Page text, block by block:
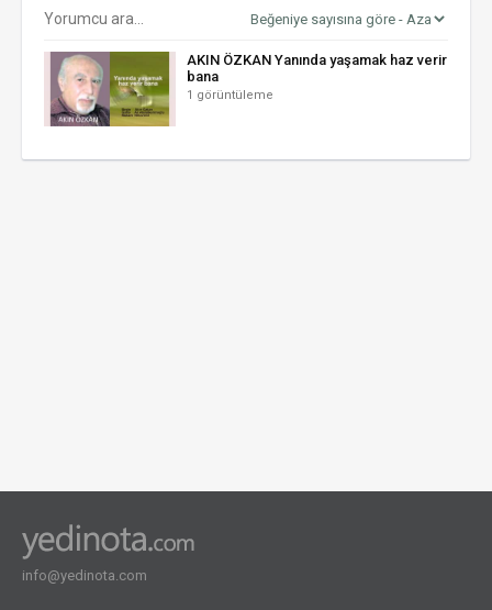
AKIN ÖZKAN Yanında yaşamak haz verir
bana
1 görüntüleme
info@yedinota.com